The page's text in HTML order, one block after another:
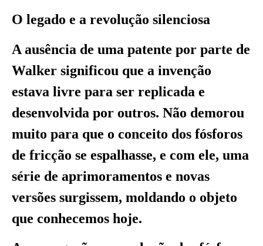
O legado e a revolução silenciosa
A ausência de uma patente por parte de
Walker significou que a invenção
estava livre para ser replicada e
desenvolvida por outros. Não demorou
muito para que o conceito dos fósforos
de fricção se espalhasse, e com ele, uma
série de aprimoramentos e novas
versões surgissem, moldando o objeto
que conhecemos hoje.